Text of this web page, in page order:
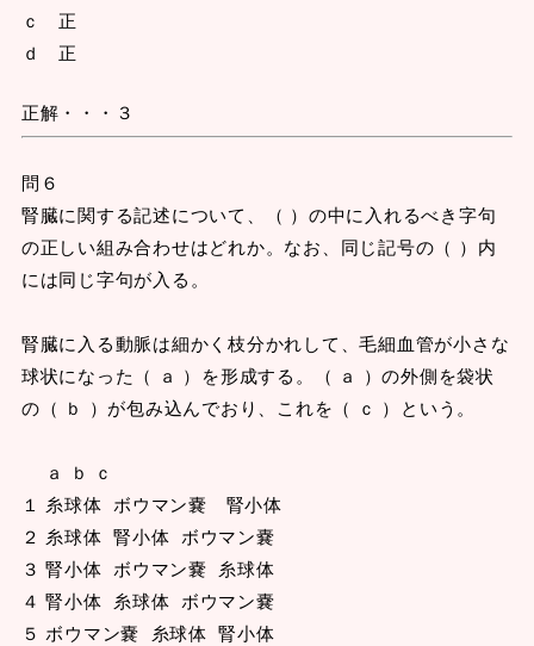
ｃ 正
ｄ 正
正解・・・３
問６
腎臓に関する記述について、（ ）の中に入れるべき字句
の正しい組み合わせはどれか。なお、同じ記号の（ ）内
には同じ字句が入る。
腎臓に入る動脈は細かく枝分かれして、毛細血管が小さな
球状になった（ ａ ）を形成する。（ ａ ）の外側を袋状
の（ ｂ ）が包み込んでおり、これを（ ｃ ）という。
ａ ｂ ｃ
１ 糸球体 ボウマン嚢 腎小体
２ 糸球体 腎小体 ボウマン嚢
３ 腎小体 ボウマン嚢 糸球体
４ 腎小体 糸球体 ボウマン嚢
５ ボウマン嚢 糸球体 腎小体